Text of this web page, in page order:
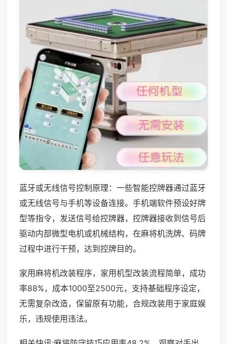
蓝牙或无线信号控制原理：一些智能控牌器通过蓝牙
或无线信号与手机等设备连接。手机端软件预设好牌
型等指令，发送信号给控牌器，控牌器接收到信号后
驱动内部微型电机或机械结构，在麻将机洗牌、码牌
过程中进行干预，达到控牌目的。
家用麻将机改装程序，家用机型改装流程简单，成功
率88%，成本1000至2500元，支持基础程序设定，
无需复杂改造，保留原有功能，合规改装用于家庭娱
乐，违规使用违法。